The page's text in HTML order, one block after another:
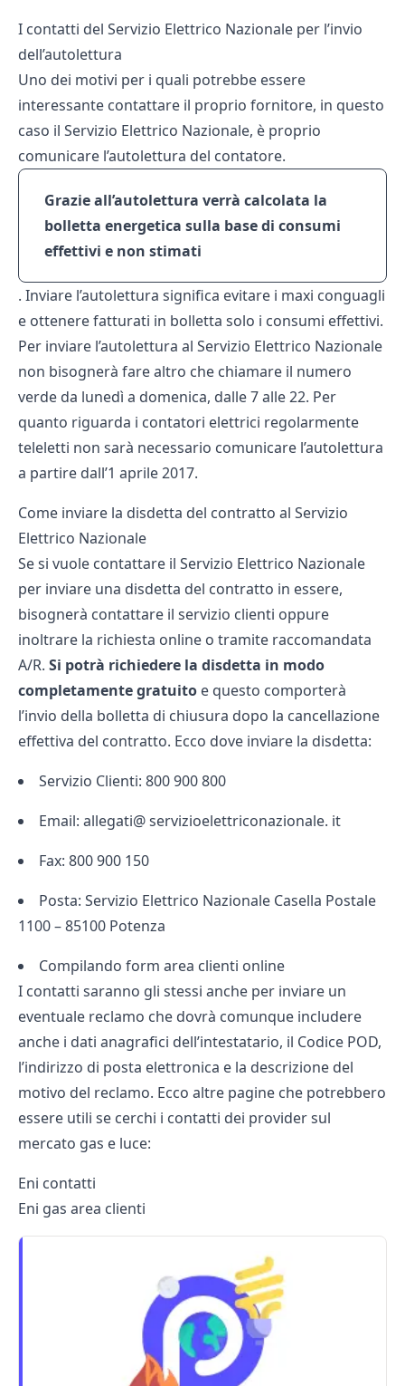
I contatti del Servizio Elettrico Nazionale per l’invio
dell’autolettura
Uno dei motivi per i quali potrebbe essere
interessante contattare il proprio fornitore, in questo
caso il Servizio Elettrico Nazionale, è proprio
comunicare l’autolettura del contatore.
Grazie all’autolettura verrà calcolata la
bolletta energetica sulla base di consumi
effettivi e non stimati
. Inviare l’autolettura significa evitare i maxi conguagli
e ottenere fatturati in bolletta solo i consumi effettivi.
Per inviare l’autolettura al Servizio Elettrico Nazionale
non bisognerà fare altro che chiamare il numero
verde da lunedì a domenica, dalle 7 alle 22. Per
quanto riguarda i contatori elettrici regolarmente
teleletti non sarà necessario comunicare l’autolettura
a partire dall’1 aprile 2017.
Come inviare la disdetta del contratto al Servizio
Elettrico Nazionale
Se si vuole contattare il Servizio Elettrico Nazionale
per inviare una disdetta del contratto in essere,
bisognerà contattare il servizio clienti oppure
inoltrare la richiesta online o tramite raccomandata
A/R. Si potrà richiedere la disdetta in modo
completamente gratuito e questo comporterà
l’invio della bolletta di chiusura dopo la cancellazione
effettiva del contratto. Ecco dove inviare la disdetta:
Servizio Clienti: 800 900 800
Email: allegati@ servizioelettriconazionale. it
Fax: 800 900 150
Posta: Servizio Elettrico Nazionale Casella Postale
1100 – 85100 Potenza
Compilando form area clienti online
I contatti saranno gli stessi anche per inviare un
eventuale reclamo che dovrà comunque includere
anche i dati anagrafici dell’intestatario, il Codice POD,
l’indirizzo di posta elettronica e la descrizione del
motivo del reclamo. Ecco altre pagine che potrebbero
essere utili se cerchi i contatti dei provider sul
mercato gas e luce:
Eni contatti
Eni gas area clienti